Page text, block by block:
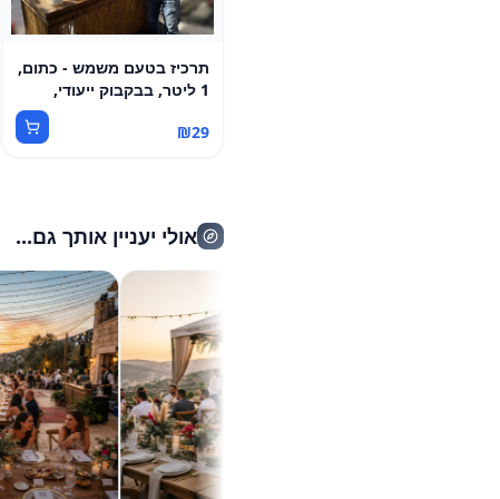
תרכיז בטעם משמש - כתום,
1 ליטר, בבקבוק ייעודי,
₪29
אולי יעניין אותך גם...